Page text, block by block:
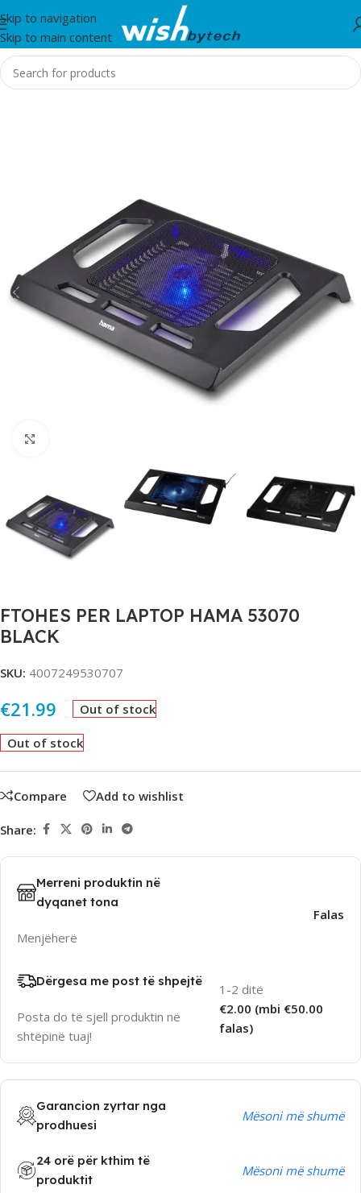
Skip to navigation
Skip to main content
Home/Hama
FTOHES PER LAPTOP HAMA 53070
BLACK
SKU: 4007249530707
€21.99 Out of stock
Out of stock
Compare Add to wishlist
Share:
Merreni produktin në
dyqanet tona
Menjëherë
Falas
Dërgesa me post të shpejtë
Posta do të sjell produktin në
shtëpinë tuaj!
1-2 ditë
€2.00 (mbi €50.00
falas)
Garancion zyrtar nga
prodhuesi
Mësoni më shumë
24 orë për kthim të
produktit
Mësoni më shumë